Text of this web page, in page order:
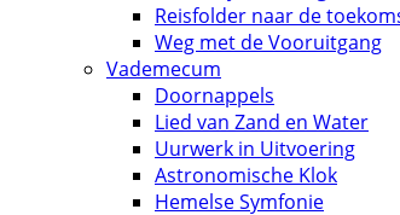
Reisfolder naar de
Weg met de Vooruitgang
Vademecum
Doornappels
Lied van Zand en Water
Uurwerk in Uitvoering
Astronomische Klok
Hemelse Symfonie